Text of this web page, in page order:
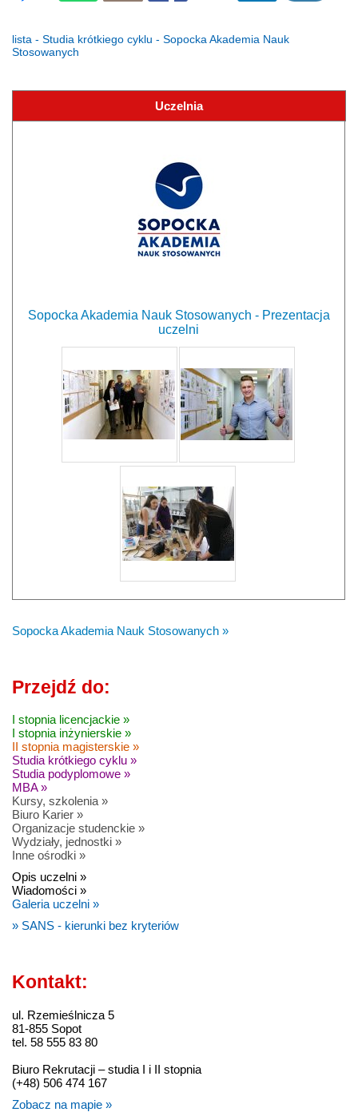
lista - Studia krótkiego cyklu - Sopocka Akademia Nauk
Stosowanych
Uczelnia
Sopocka Akademia Nauk Stosowanych - Prezentacja
uczelni
Sopocka Akademia Nauk Stosowanych »
Przejdź do:
I stopnia licencjackie »
I stopnia inżynierskie »
II stopnia magisterskie »
Studia krótkiego cyklu »
Studia podyplomowe »
MBA »
Kursy, szkolenia »
Biuro Karier »
Organizacje studenckie »
Wydziały, jednostki »
Inne ośrodki »
Opis uczelni »
Wiadomości »
Galeria uczelni »
» SANS - kierunki bez kryteriów
Kontakt:
ul. Rzemieślnicza 5
81-855 Sopot
tel. 58 555 83 80
Biuro Rekrutacji – studia I i II stopnia
(+48) 506 474 167
Zobacz na mapie »